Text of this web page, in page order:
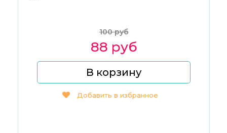
100 руб
88 руб
В корзину
Добавить в избранное